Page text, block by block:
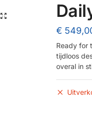
🔍
€
Ready for
tijdloos
overal in